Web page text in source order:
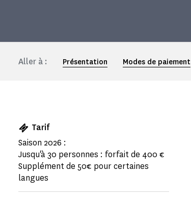
Aller à : Présentation Modes de paiement
Tarif
Saison 2026 :
Jusqu'à 30 personnes : forfait de 400 €
Supplément de 50€ pour certaines
langues